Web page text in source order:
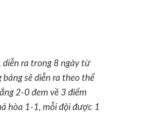
diễn ra trong 8 ngày từ
sẽ diễn ra theo thể
2-0 đem về 3 điểm
hòa 1-1, mỗi đội được 1